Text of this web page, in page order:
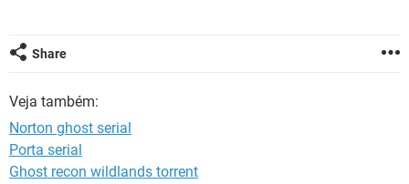
GUIA DE COMPRAS
Share
Veja também:
Norton ghost serial
Porta serial
Ghost recon wildlands torrent